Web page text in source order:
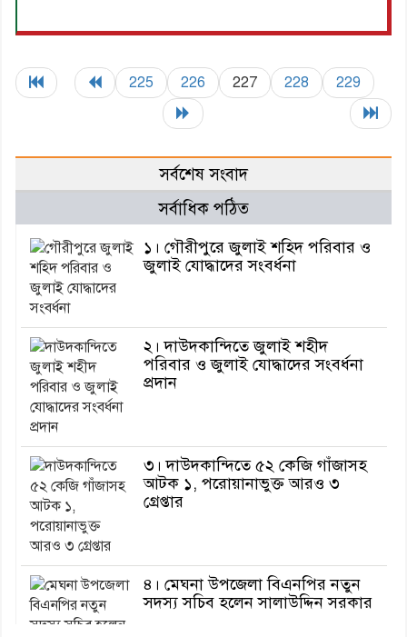
225 226 227 228 229
সর্বশেষ সংবাদ
সর্বাধিক পঠিত
১। গৌরীপুরে জুলাই শহিদ পরিবার ও
জুলাই যোদ্ধাদের সংবর্ধনা
২। দাউদকান্দিতে জুলাই শহীদ
পরিবার ও জুলাই যোদ্ধাদের সংবর্ধনা
প্রদান
৩। দাউদকান্দিতে ৫২ কেজি গাঁজাসহ
আটক ১, পরোয়ানাভুক্ত আরও ৩
গ্রেপ্তার
৪। মেঘনা উপজেলা বিএনপির নতুন
সদস্য সচিব হলেন সালাউদ্দিন সরকার